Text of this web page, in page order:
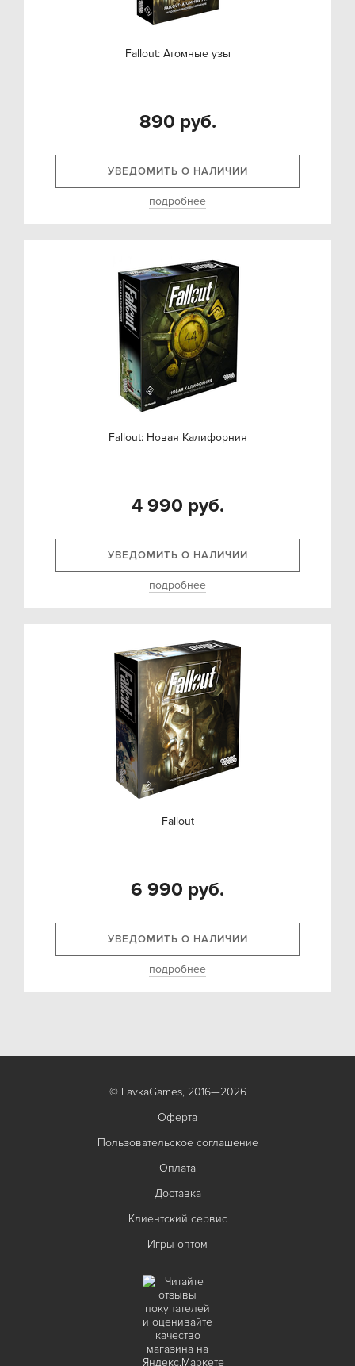
Fallout: Атомные узы
890 руб.
УВЕДОМИТЬ О НАЛИЧИИ
подробнее
Fallout: Новая Калифорния
4 990 руб.
УВЕДОМИТЬ О НАЛИЧИИ
подробнее
Fallout
6 990 руб.
УВЕДОМИТЬ О НАЛИЧИИ
подробнее
© LavkaGames, 2016—2026
Оферта
Пользовательское соглашение
Оплата
Доставка
Клиентский сервис
Игры оптом